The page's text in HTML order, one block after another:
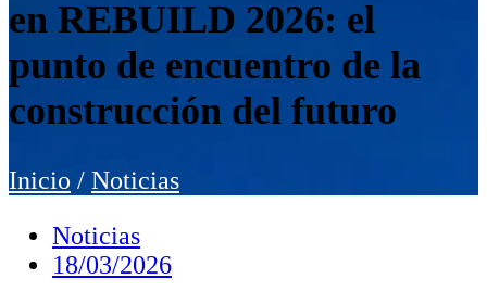
en REBUILD 2026: el
punto de encuentro de la
construcción del futuro
Inicio / Noticias
Noticias
18/03/2026